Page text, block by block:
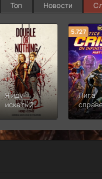
Топ Новости
Я иду
искать 2:
Вот и я
5.727
Лига
Часть